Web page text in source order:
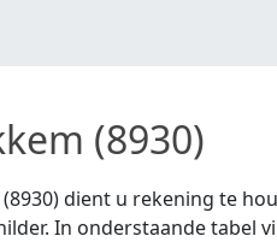
(8930)
dient u rekening te
In onderstaande tabel